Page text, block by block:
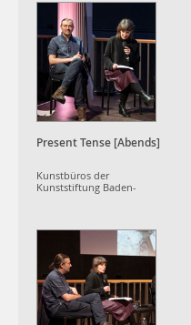
Present Tense [Abends]
Kunstbüros der
Kunststiftung Baden-